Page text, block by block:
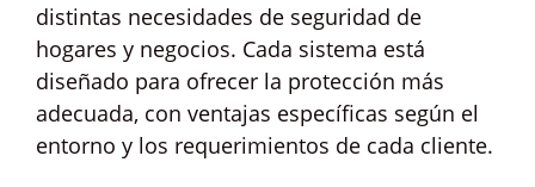
distintas necesidades de seguridad de
hogares y negocios. Cada sistema está
diseñado para ofrecer la protección más
adecuada, con ventajas específicas según el
entorno y los requerimientos de cada cliente.